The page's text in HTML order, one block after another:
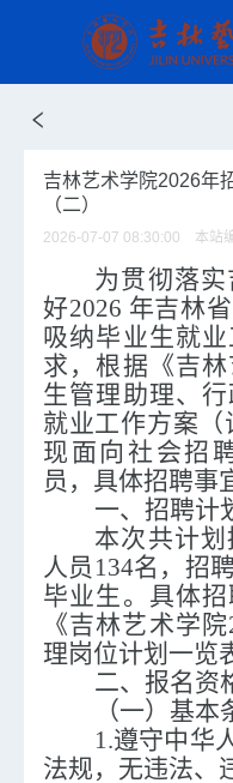
吉林艺术学院2026年
（二）
2026-07-07 08:30:00 本
为贯彻落实
好2026 年吉林
吸纳毕业生就业
求，根据《吉
生管理助理、
就业工作方案（
现面向社会招
员 ，具体招聘事
一、招聘计
本次共计
人员 134名， 招
毕业生 。具体
《吉林艺术学院
理岗位计划一览
二、报名资
（一）基本
1.遵守中华
法规，无违法、